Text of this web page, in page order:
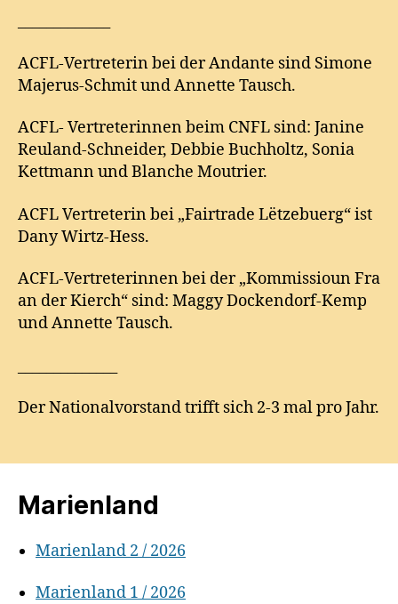
ACFL-Vertreterin bei der Andante sind Simone
Majerus-Schmit und Annette Tausch.
ACFL- Vertreterinnen beim CNFL sind: Janine
Reuland-Schneider, Debbie Buchholtz, Sonia
Kettmann und Blanche Moutrier.
ACFL Vertreterin bei „Fairtrade Lëtzebuerg“ ist
Dany Wirtz-Hess.
ACFL-Vertreterinnen bei der „Kommissioun Fra
an der Kierch“ sind: Maggy Dockendorf-Kemp
und Annette Tausch.
Der Nationalvorstand trifft sich 2-3 mal pro Jahr.
Marienland
Marienland 2 / 2026
Marienland 1 / 2026